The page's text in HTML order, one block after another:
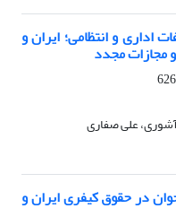
اداری و انتظامی؛ ایران و
مجازات مجدد
علی صفاری
در حقوق کیفری ایران و